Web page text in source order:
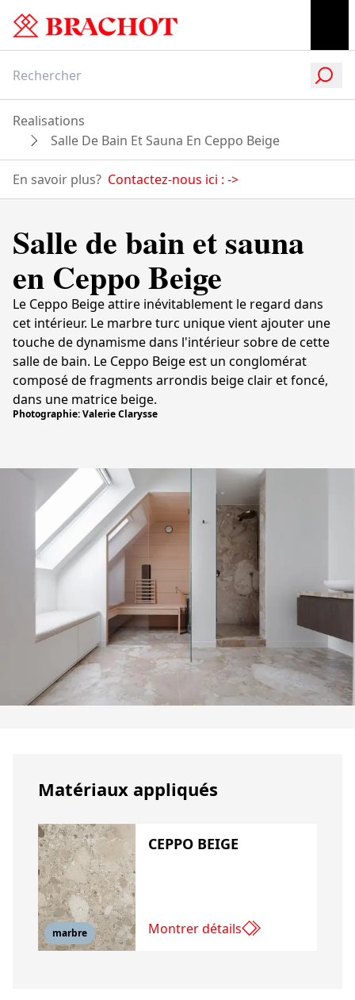
Realisations
Salle De Bain Et Sauna En Ceppo Beige
En savoir plus? Contactez-nous ici : ->
Salle de bain et sauna
en Ceppo Beige
Le Ceppo Beige attire inévitablement le regard dans
cet intérieur. Le marbre turc unique vient ajouter une
touche de dynamisme dans l'intérieur sobre de cette
salle de bain. Le Ceppo Beige est un conglomérat
composé de fragments arrondis beige clair et foncé,
dans une matrice beige.
Photographie: Valerie Clarysse
Matériaux appliqués
marbre
CEPPO BEIGE
Montrer détails